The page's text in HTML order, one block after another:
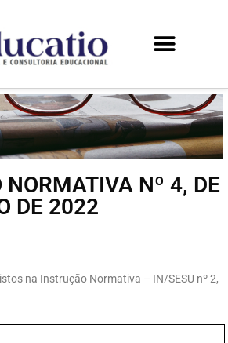
NORMATIVA Nº 4, DE
DE 2022
na Instrução Normativa – IN/SESU nº 2,